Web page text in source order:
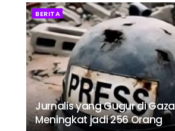
BERITA
Jurnalis yang Gugur di Gaza
Meningkat jadi 256 Orang